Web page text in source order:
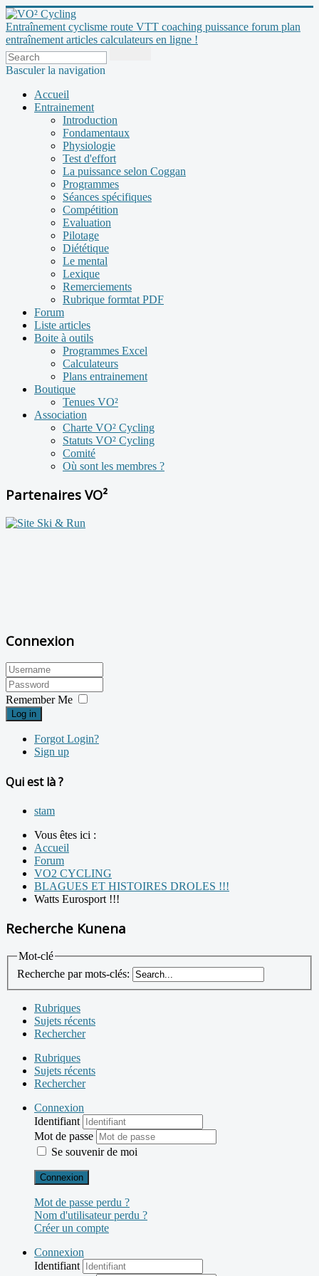
Entraînement cyclisme route VTT coaching puissance forum plan
entraînement articles calculateurs en ligne !
Basculer la navigation
Accueil
Entrainement
Introduction
Fondamentaux
Physiologie
Test d'effort
La puissance selon Coggan
Programmes
Séances spécifiques
Compétition
Evaluation
Pilotage
Diététique
Le mental
Lexique
Remerciements
Rubrique formtat PDF
Forum
Liste articles
Boite à outils
Programmes Excel
Calculateurs
Plans entrainement
Boutique
Tenues VO²
Association
Charte VO² Cycling
Statuts VO² Cycling
Comité
Où sont les membres ?
Partenaires VO²
Connexion
Remember Me
Log in
Forgot Login?
Sign up
Qui est là ?
stam
Vous êtes ici :
Accueil
Forum
VO2 CYCLING
BLAGUES ET HISTOIRES DROLES !!!
Watts Eurosport !!!
Recherche Kunena
Mot-clé
Recherche par mots-clés:
Rubriques
Sujets récents
Rechercher
Rubriques
Sujets récents
Rechercher
Connexion
Identifiant
Mot de passe
Se souvenir de moi
Connexion
Mot de passe perdu ?
Nom d'utilisateur perdu ?
Créer un compte
Connexion
Identifiant